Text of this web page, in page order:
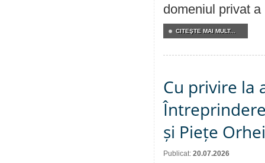
domeniul privat a
CITEŞTE MAI MULT...
Cu privire la
și Piețe
Publicat: 20.07.2026